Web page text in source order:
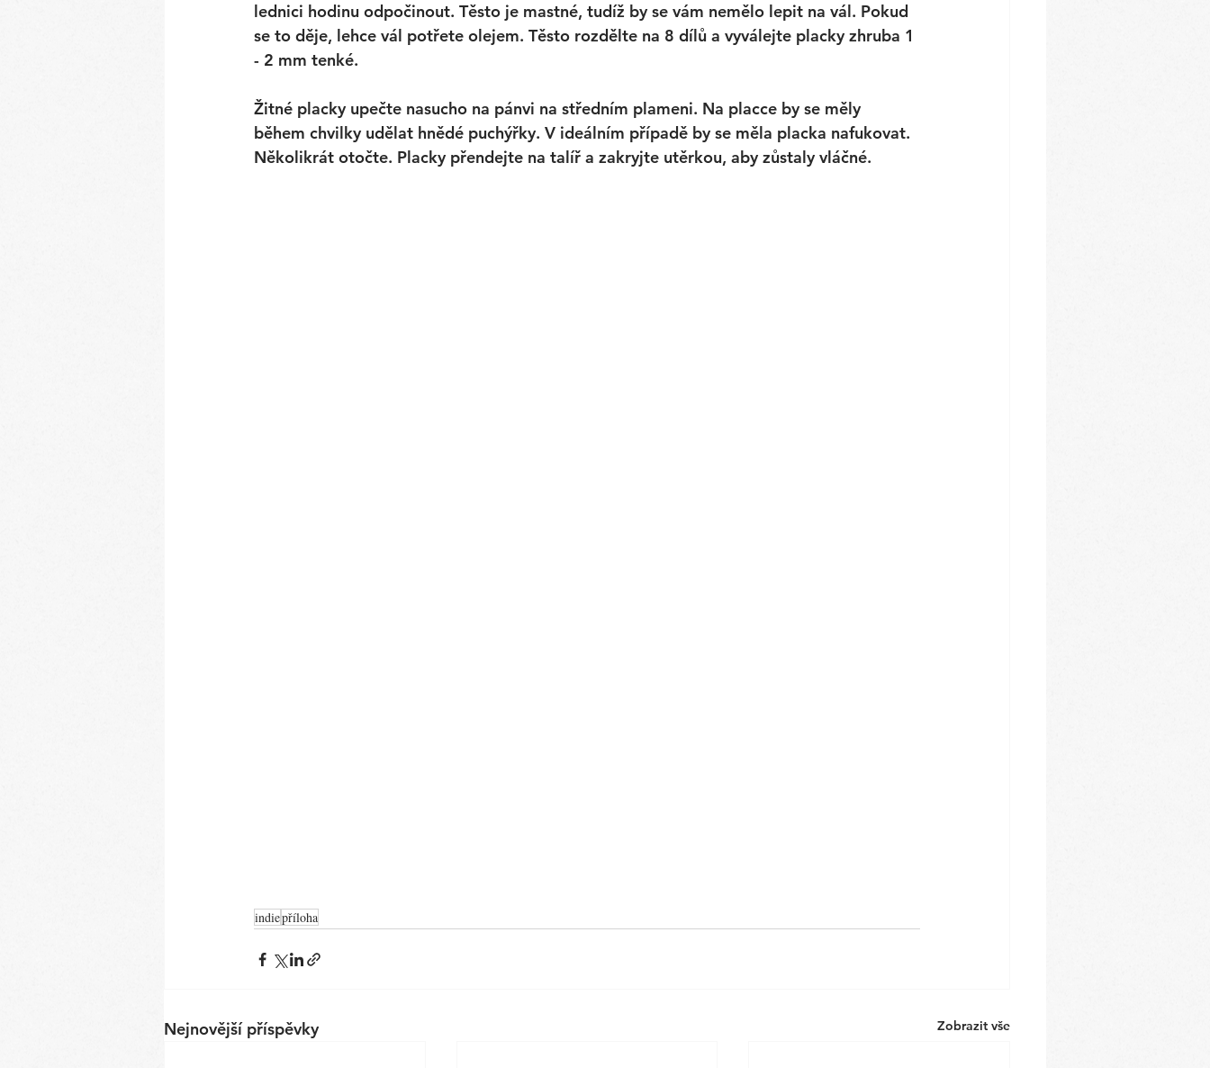
lednici hodinu odpočinout. Těsto je mastné, tudíž by se vám nemělo lepit na vál. Pokud
se to děje, lehce vál potřete olejem. Těsto rozdělte na 8 dílů a vyválejte placky zhruba 1
- 2 mm tenké.
Žitné placky upečte nasucho na pánvi na středním plameni. Na placce by se měly
během chvilky udělat hnědé puchýřky. V ideálním případě by se měla placka nafukovat.
Několikrát otočte. Placky přendejte na talíř a zakryjte utěrkou, aby zůstaly vláčné.
indiepříloha
Nejnovější příspěvky Zobrazit vše